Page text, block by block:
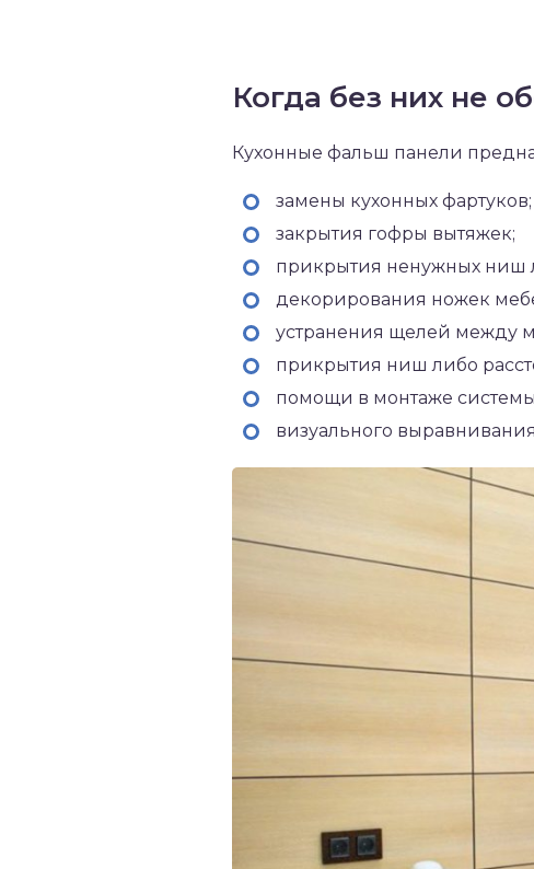
Когда без них не
Кухонные фальш панели
замены кухонных фартуков;
закрытия гофры вытяжек;
прикрытия ненужных ниш
декорирования ножек
устранения щелей между
прикрытия ниш либо
помощи в монтаже
визуального